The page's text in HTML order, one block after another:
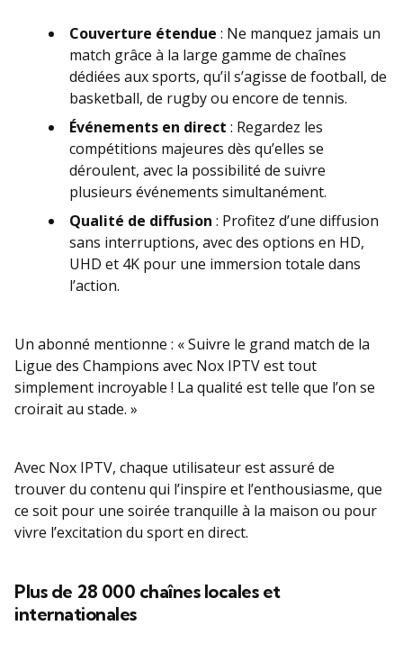
Couverture étendue : Ne manquez jamais un
match grâce à la large gamme de chaînes
dédiées aux sports, qu’il s’agisse de football, de
basketball, de rugby ou encore de tennis.
Événements en direct : Regardez les
compétitions majeures dès qu’elles se
déroulent, avec la possibilité de suivre
plusieurs événements simultanément.
Qualité de diffusion : Profitez d’une diffusion
sans interruptions, avec des options en HD,
UHD et 4K pour une immersion totale dans
l’action.
Un abonné mentionne : « Suivre le grand match de la
Ligue des Champions avec Nox IPTV est tout
simplement incroyable ! La qualité est telle que l’on se
croirait au stade. »
Avec Nox IPTV, chaque utilisateur est assuré de
trouver du contenu qui l’inspire et l’enthousiasme, que
ce soit pour une soirée tranquille à la maison ou pour
vivre l’excitation du sport en direct.
Plus de 28 000 chaînes locales et
internationales